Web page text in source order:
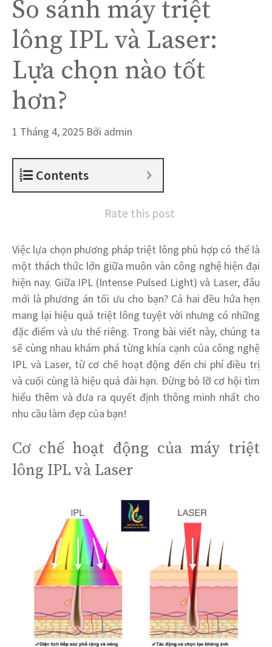
So sánh máy triệt
lông IPL và Laser:
Lựa chọn nào tốt
hơn?
1 Tháng 4, 2025 Bởi admin
Contents
Rate this post
Việc lựa chọn phương pháp triệt lông phù hợp có thể là
một thách thức lớn giữa muôn vàn công nghệ hiện đại
hiện nay. Giữa IPL (Intense Pulsed Light) và Laser, đâu
mới là phương án tối ưu cho bạn? Cả hai đều hứa hẹn
mang lại hiệu quả triệt lông tuyệt vời nhưng có những
đặc điểm và ưu thế riêng. Trong bài viết này, chúng ta
sẽ cùng nhau khám phá từng khía cạnh của công nghệ
IPL và Laser, từ cơ chế hoạt động đến chi phí điều trị
và cuối cùng là hiệu quả dài hạn. Đừng bỏ lỡ cơ hội tìm
hiểu thêm và đưa ra quyết định thông minh nhất cho
nhu cầu làm đẹp của bạn!
Cơ chế hoạt động của máy triệt
lông IPL và Laser